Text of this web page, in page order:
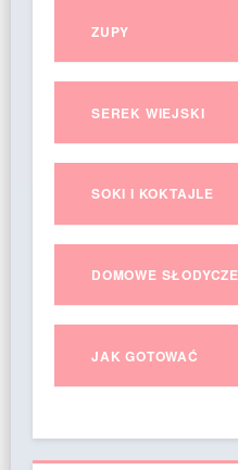
ZUPY
SEREK WIEJSKI
SOKI I KOKTAJLE
DOMOWE SŁODYCZE
JAK GOTOWAĆ